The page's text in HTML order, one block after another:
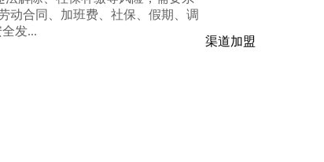
动合同、加班费、社保、假期、调
发...
渠道加盟